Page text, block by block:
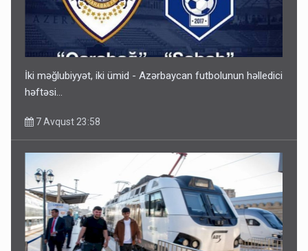
Gedişi var, dönüşü yox: Bakı-Tbilisi-Bakı qatarına bilet
satışından böyük narazılıq
İki məğlubiyyət, iki ümid - Azərbaycan futbolunun həlledici
həftəsi...
7 Avqust 23:58